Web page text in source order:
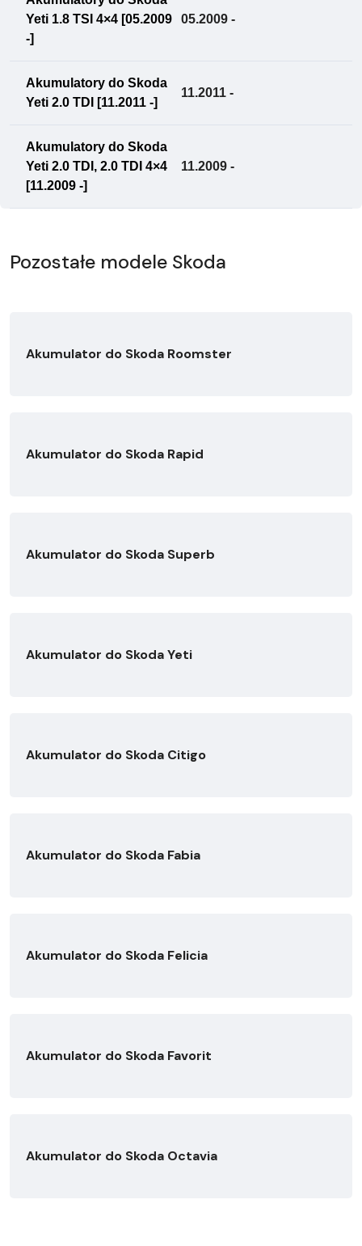
Yeti 1.8 TSI 4×4 [05.2009
-]
05.2009 -
Akumulatory do Skoda
Yeti 2.0 TDI [11.2011 -]
11.2011 -
Akumulatory do Skoda
Yeti 2.0 TDI, 2.0 TDI 4×4
[11.2009 -]
11.2009 -
Pozostałe modele Skoda
Akumulator do Skoda Roomster
Akumulator do Skoda Rapid
Akumulator do Skoda Superb
Akumulator do Skoda Yeti
Akumulator do Skoda Citigo
Akumulator do Skoda Fabia
Akumulator do Skoda Felicia
Akumulator do Skoda Favorit
Akumulator do Skoda Octavia